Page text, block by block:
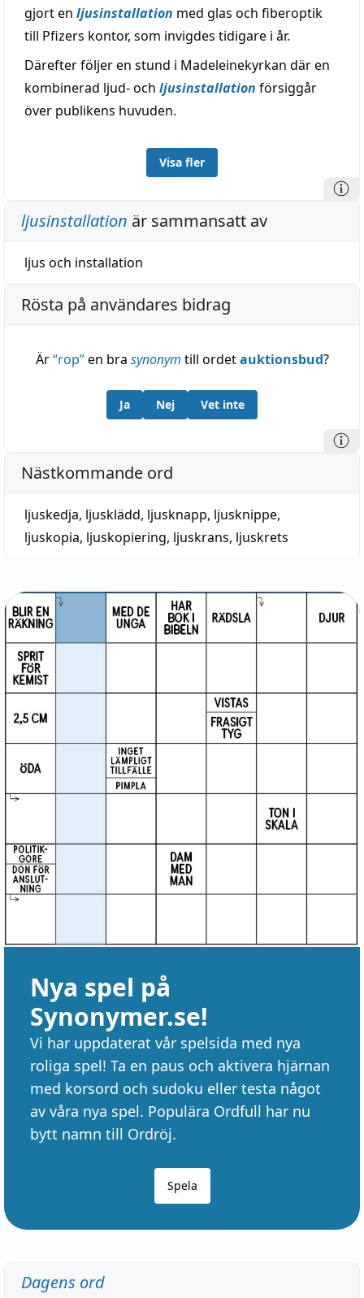
gjort en ljusinstallation med glas och fiberoptik
till Pfizers kontor, som invigdes tidigare i år.
Därefter följer en stund i Madeleinekyrkan där en
kombinerad ljud- och ljusinstallation försiggår
över publikens huvuden.
Visa fler
ljusinstallation är sammansatt av
ljus och installation
Rösta på användares bidrag
Är“rop”en bra synonym till ordetauktionsbud?
Ja Nej Vet inte
Nästkommande ord
ljuskedja, ljusklädd, ljusknapp, ljusknippe,
ljuskopia, ljuskopiering, ljuskrans, ljuskrets
Nya spel på
Synonymer.se!
Vi har uppdaterat vår spelsida med nya
roliga spel! Ta en paus och aktivera hjärnan
med korsord och sudoku eller testa något
av våra nya spel. Populära Ordfull har nu
bytt namn till Ordröj.
Spela
Dagens ord